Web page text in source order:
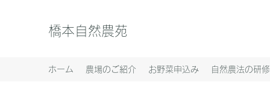
橋本自然農苑
ホーム 農場のご紹介 お野菜申込み 自然農法の研修